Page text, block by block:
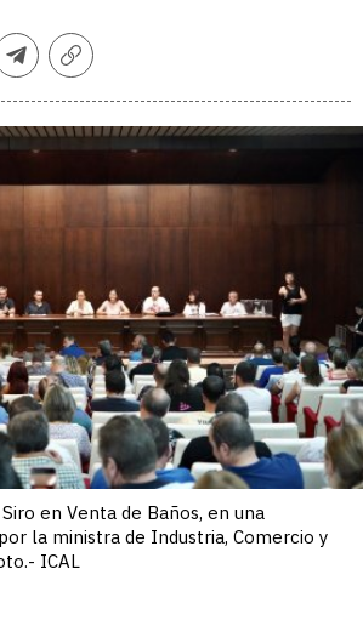
TelegramCopiar
en Venta de Baños, en una
la ministra de Industria, Comercio y
ICAL